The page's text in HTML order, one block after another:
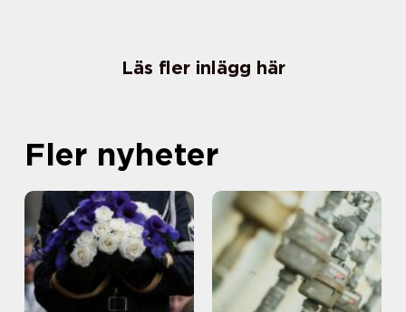
Läs fler inlägg här
Fler nyheter